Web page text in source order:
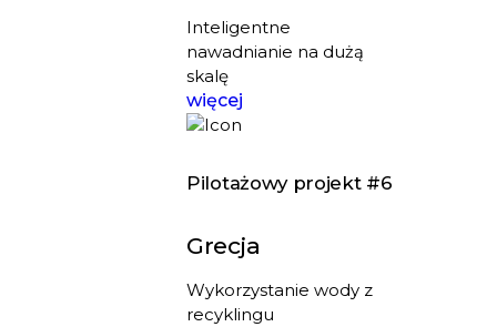
Inteligentne
nawadnianie na dużą
skalę
więcej
Pilotażowy projekt #6
Grecja
Wykorzystanie wody z
recyklingu